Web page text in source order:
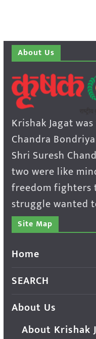
About Us
Krishak Jagat
Chandra
Shri Suresh
two were like
freedom
struggle wanted
Site Map
Home
SEARCH
About Us
About Krishak